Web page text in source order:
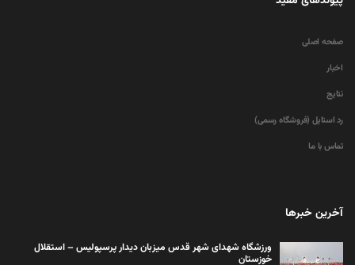
صفحه اصلی
اخبار
نتایج
رد استایل (فروشگاه رسمی)
تماس با ما
آخرین خبرها
ورزشگاه شهدای شهر قدس میزبان دیدار پرسپولیس – استقلال
خوزستان